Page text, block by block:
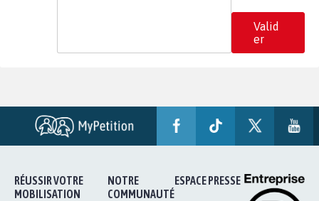
Valid
er
RÉUSSIR VOTRE
MOBILISATION
NOTRE
COMMUNAUTÉ
ESPACE PRESSE